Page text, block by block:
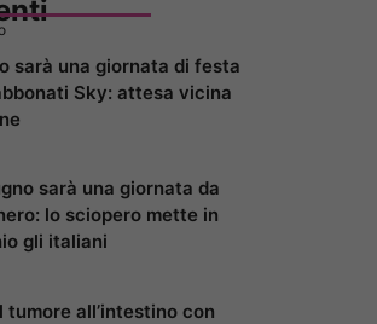
sarà una giornata di festa
Sky: attesa vicina
sarà una giornata da
lo sciopero mette in
gli italiani
tumore all’intestino con